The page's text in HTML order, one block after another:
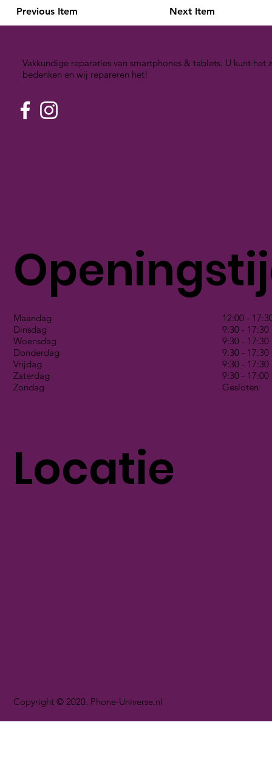
Previous Item Next Item
Copyright © 2020. Phone-Universe.nl
Vakkundige reparaties van smartphones & tablets. U kunt het
bedenken en wij repareren het!
Maandag
Dinsdag
Woensdag
Donderdag
Vrijdag
Zaterdag
Zondag
12:00 -
9:30 - 17:30
9:30 - 17:30
9:30 - 17:30
9:30 - 17:30
9:30 - 17:00
Gesloten
Locatie